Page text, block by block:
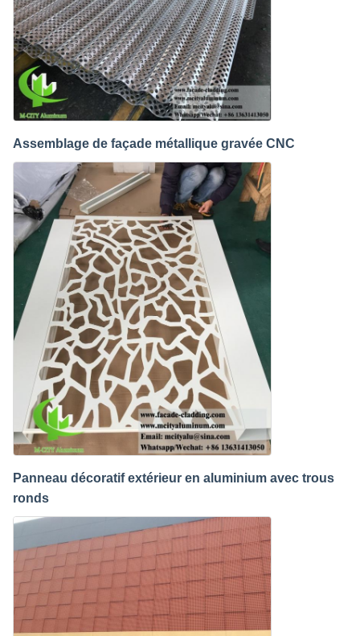
Assemblage de façade métallique gravée CNC
Panneau décoratif extérieur en aluminium avec trous
ronds